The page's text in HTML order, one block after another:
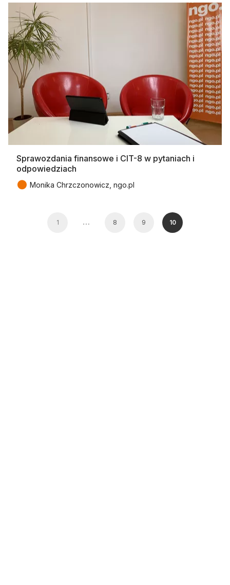
Sprawozdania finansowe i CIT-8 w pytaniach i
odpowiedziach
● Monika Chrzczonowicz, ngo.pl
1 … 8 9 10